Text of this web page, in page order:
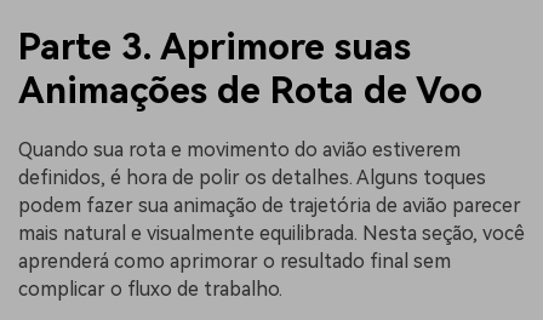
Parte 3. Aprimore suas
Animações de Rota de Voo
Quando sua rota e movimento do avião estiverem
definidos, é hora de polir os detalhes. Alguns toques
podem fazer sua animação de trajetória de avião parecer
mais natural e visualmente equilibrada. Nesta seção, você
aprenderá como aprimorar o resultado final sem
complicar o fluxo de trabalho.